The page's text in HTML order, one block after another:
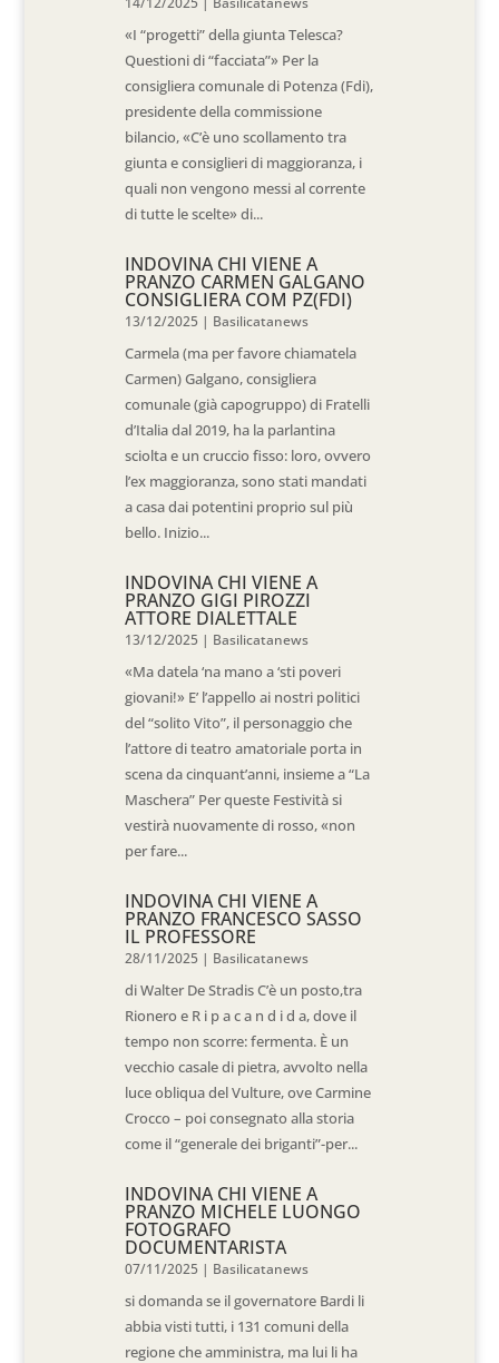
«I “progetti” della giunta Telesca?
Questioni di “facciata”» Per la
consigliera comunale di Potenza (Fdi),
presidente della commissione
bilancio, «C’è uno scollamento tra
giunta e consiglieri di maggioranza, i
quali non vengono messi al corrente
di tutte le scelte» di...
INDOVINA CHI VIENE A
PRANZO CARMEN GALGANO
CONSIGLIERA COM PZ(FDI)
13/12/2025 | Basilicatanews
Carmela (ma per favore chiamatela
Carmen) Galgano, consigliera
comunale (già capogruppo) di Fratelli
d’Italia dal 2019, ha la parlantina
sciolta e un cruccio fisso: loro, ovvero
l’ex maggioranza, sono stati mandati
a casa dai potentini proprio sul più
bello. Inizio...
INDOVINA CHI VIENE A
PRANZO GIGI PIROZZI
ATTORE DIALETTALE
13/12/2025 | Basilicatanews
«Ma datela ‘na mano a ‘sti poveri
giovani!» E’ l’appello ai nostri politici
del “solito Vito”, il personaggio che
l’attore di teatro amatoriale porta in
scena da cinquant’anni, insieme a “La
Maschera” Per queste Festività si
vestirà nuovamente di rosso, «non
per fare...
INDOVINA CHI VIENE A
PRANZO FRANCESCO SASSO
IL PROFESSORE
28/11/2025 | Basilicatanews
di Walter De Stradis C’è un posto,tra
Rionero e R i p a c a n d i d a, dove il
tempo non scorre: fermenta. È un
vecchio casale di pietra, avvolto nella
luce obliqua del Vulture, ove Carmine
Crocco – poi consegnato alla storia
come il “generale dei briganti”-per...
INDOVINA CHI VIENE A
PRANZO MICHELE LUONGO
FOTOGRAFO
DOCUMENTARISTA
07/11/2025 | Basilicatanews
si domanda se il governatore Bardi li
abbia visti tutti, i 131 comuni della
regione che amministra, ma lui li ha